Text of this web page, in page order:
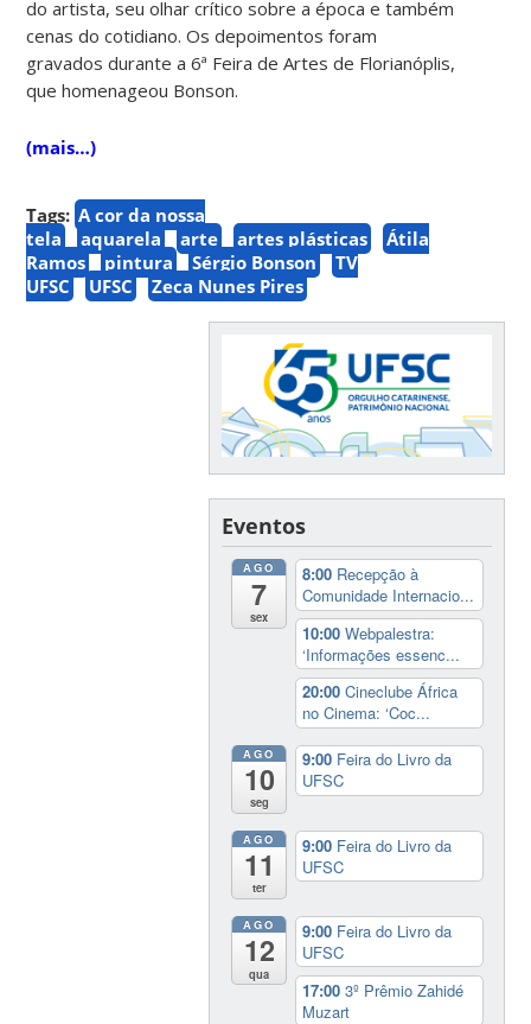
do artista, seu olhar crítico sobre a época e também
cenas do cotidiano. Os depoimentos foram
gravados durante a 6ª Feira de Artes de Florianóplis,
que homenageou Bonson.
(mais…)
Tags: A cor da nossa
tela
aquarela arte artes plásticas
Átila
Ramos
pintura Sérgio Bonson
TV
UFSC
UFSC Zeca Nunes Pires
Eventos
AGO
7
sex
8:00 Recepção à
Comunidade Internacio...
10:00Webpalestra:
‘Informações essenc...
20:00Cineclube África
no Cinema: ‘Coc...
AGO
10
seg
9:00 Feira do Livro da
UFSC
AGO
11
ter
9:00 Feira do Livro da
UFSC
AGO
12
qua
9:00 Feira do Livro da
UFSC
17:003º Prêmio Zahidé
Muzart